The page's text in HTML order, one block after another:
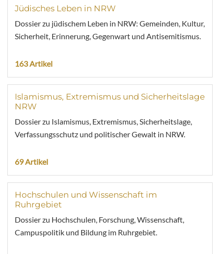
Jüdisches Leben in NRW
Dossier zu jüdischem Leben in NRW: Gemeinden, Kultur,
Sicherheit, Erinnerung, Gegenwart und Antisemitismus.
163 Artikel
Islamismus, Extremismus und Sicherheitslage
NRW
Dossier zu Islamismus, Extremismus, Sicherheitslage,
Verfassungsschutz und politischer Gewalt in NRW.
69 Artikel
Hochschulen und Wissenschaft im
Ruhrgebiet
Dossier zu Hochschulen, Forschung, Wissenschaft,
Campuspolitik und Bildung im Ruhrgebiet.